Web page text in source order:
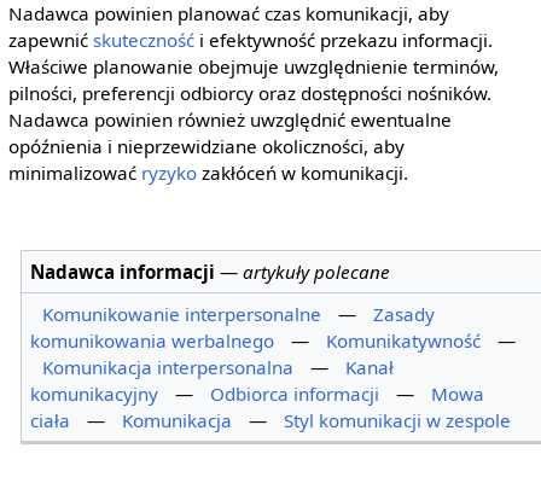
Nadawca powinien planować czas komunikacji, aby
zapewnić skutecznośći efektywność przekazu informacji.
Właściwe planowanie obejmuje uwzględnienie terminów,
pilności, preferencji odbiorcy oraz dostępności nośników.
Nadawca powinien również uwzględnić ewentualne
opóźnienia i nieprzewidziane okoliczności, aby
minimalizować ryzykozakłóceń w komunikacji.
Nadawca informacji —artykuły polecane
Komunikowanie interpersonalne
—
Zasady
komunikowania werbalnego
— Komunikatywność
—
Komunikacja interpersonalna
—
Kanał
komunikacyjny
— Odbiorca informacji —
Mowa
ciała
— Komunikacja — Styl komunikacji w zespole